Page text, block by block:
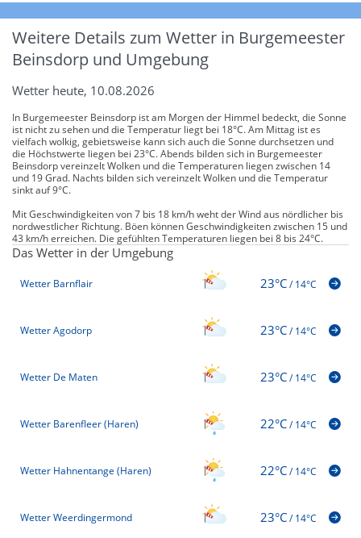
Weitere Details zum Wetter in Burgemeester
Beinsdorp und Umgebung
Wetter heute, 10.08.2026
In Burgemeester Beinsdorp ist am Morgen der Himmel bedeckt, die Sonne
ist nicht zu sehen und die Temperatur liegt bei 18°C. Am Mittag ist es
vielfach wolkig, gebietsweise kann sich auch die Sonne durchsetzen und
die Höchstwerte liegen bei 23°C. Abends bilden sich in Burgemeester
Beinsdorp vereinzelt Wolken und die Temperaturen liegen zwischen 14
und 19 Grad. Nachts bilden sich vereinzelt Wolken und die Temperatur
sinkt auf 9°C.
Mit Geschwindigkeiten von 7 bis 18 km/h weht der Wind aus nördlicher bis
nordwestlicher Richtung. Böen können Geschwindigkeiten zwischen 15 und
43 km/h erreichen. Die gefühlten Temperaturen liegen bei 8 bis 24°C.
Das Wetter in der Umgebung
Wetter Barnflair 23°C/14°C
Wetter Agodorp 23°C/14°C
Wetter De Maten 23°C/14°C
Wetter Barenfleer (Haren) 22°C/14°C
Wetter Hahnentange (Haren) 22°C/14°C
Wetter Weerdingermond 23°C/14°C